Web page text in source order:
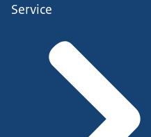
Service